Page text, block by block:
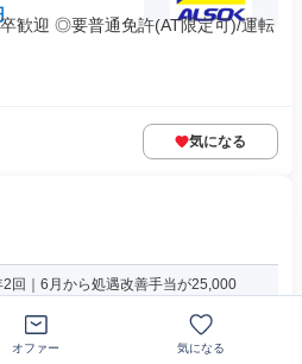
歓迎 ◎要普通免許(AT限定可)/運転
気になる
回｜6月から処遇改善手当が25,000
オファー 気になる